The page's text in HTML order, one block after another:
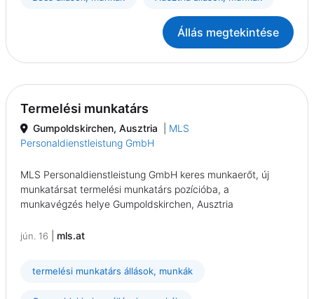
Állás megtekintése
Termelési munkatárs
Gumpoldskirchen, Ausztria
MLS
Personaldienstleistung GmbH
MLS Personaldienstleistung GmbH keres munkaerőt, új
munkatársat termelési munkatárs pozícióba, a
munkavégzés helye Gumpoldskirchen, Ausztria
jún. 16 mls.at
termelési munkatárs állások, munkák